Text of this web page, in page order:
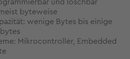
und löschbar
byteweise
wenige Bytes bis einige
Mikrocontroller, Embedded